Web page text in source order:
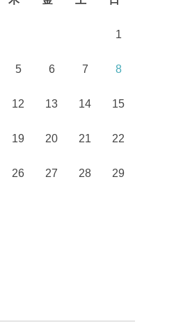
1
5 6 7 8
12 13 14 15
19 20 21 22
26 27 28 29